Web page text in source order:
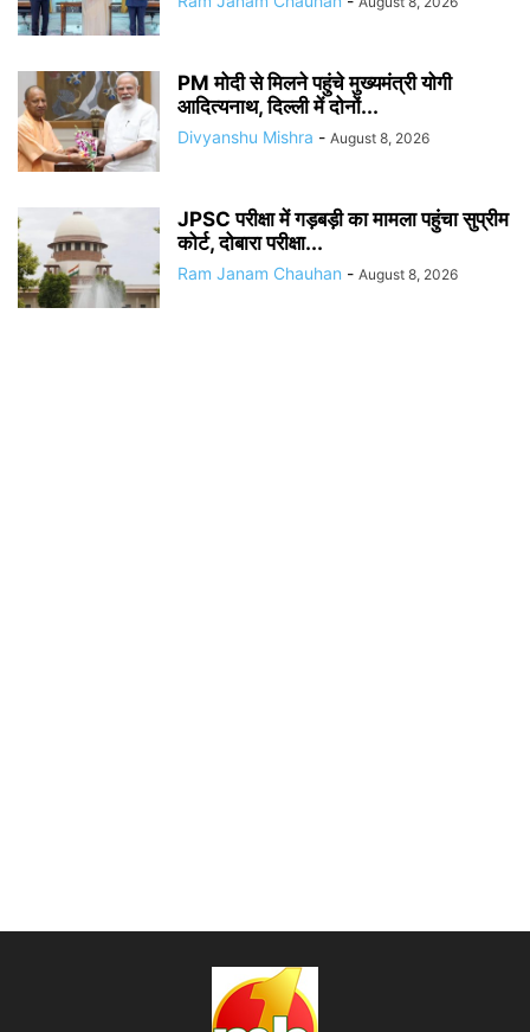
PM मोदी से मिलने पहुंचे मुख्यमंत्री योगी
आदित्यनाथ, दिल्ली में दोनों...
Divyanshu Mishra - August 8, 2026
JPSC परीक्षा में गड़बड़ी का मामला पहुंचा सुप्रीम
कोर्ट, दोबारा परीक्षा...
Ram Janam Chauhan - August 8, 2026